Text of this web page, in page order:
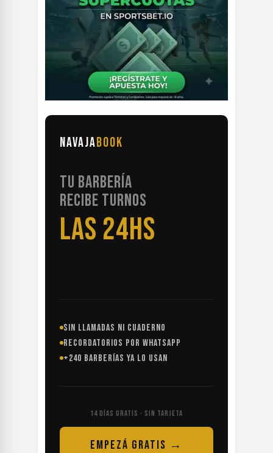
NAVAJABOOK
TU BARBERÍA
RECIBE TURNOS
LAS 24HS
SIN LLAMADAS NI CUADERNO
RECORDATORIOS POR WHATSAPP
+240 BARBERÍAS YA LO USAN
14 DÍAS GRATIS · SIN TARJETA
EMPEZÁ GRATIS →